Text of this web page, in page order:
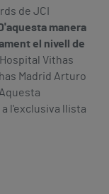
de JCI
manera
el nivell de
Vithas
Madrid Arturo
l'exclusiva llista